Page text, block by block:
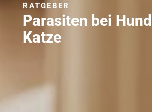
Parasiten bei
Katze
RATGEBER